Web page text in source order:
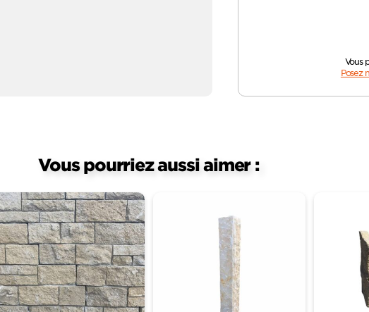
Vous
Posez
Vous pourriez aussi aimer :